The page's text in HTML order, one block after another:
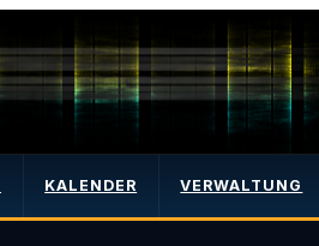
KALENDER VERWALTUNG